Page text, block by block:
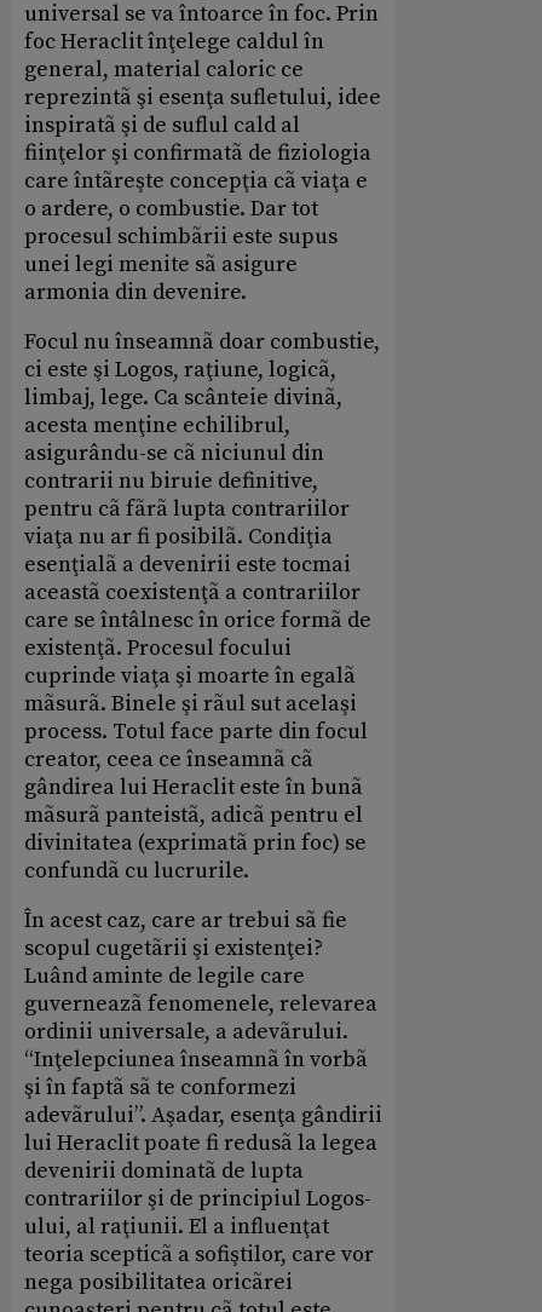
universal se va întoarce în foc. Prin
foc Heraclit înţelege caldul în
general, material caloric ce
reprezintã şi esenţa sufletului, idee
inspiratã şi de suflul cald al
fiinţelor şi confirmatã de fiziologia
care întãreşte concepţia cã viaţa e
o ardere, o combustie. Dar tot
procesul schimbãrii este supus
unei legi menite sã asigure
armonia din devenire.
Focul nu înseamnã doar combustie,
ci este şi Logos, raţiune, logicã,
limbaj, lege. Ca scânteie divinã,
acesta menţine echilibrul,
asigurându-se cã niciunul din
contrarii nu biruie definitive,
pentru cã fãrã lupta contrariilor
viaţa nu ar fi posibilã. Condiţia
esenţialã a devenirii este tocmai
aceastã coexistenţã a contrariilor
care se întâlnesc în orice formã de
existenţã. Procesul focului
cuprinde viaţa şi moarte în egalã
mãsurã. Binele şi rãul sut acelaşi
process. Totul face parte din focul
creator, ceea ce înseamnã cã
gândirea lui Heraclit este în bunã
mãsurã panteistã, adicã pentru el
divinitatea (exprimatã prin foc) se
confundã cu lucrurile.
În acest caz, care ar trebui sã fie
scopul cugetãrii şi existenţei?
Luând aminte de legile care
guverneazã fenomenele, relevarea
ordinii universale, a adevãrului.
“Inţelepciunea înseamnã în vorbã
şi în faptã sã te conformezi
adevãrului”. Aşadar, esenţa gândirii
lui Heraclit poate fi redusã la legea
devenirii dominatã de lupta
contrariilor şi de principiul Logos-
ului, al raţiunii. El a influenţat
teoria scepticã a sofiştilor, care vor
nega posibilitatea oricãrei